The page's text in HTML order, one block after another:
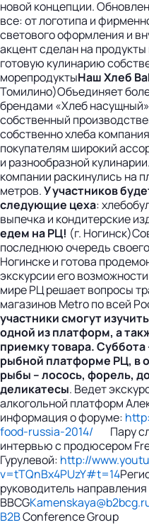
новой концепции.
все: от логотипа и
светового оформления и
акцент сделан на
готовую кулинарию
морепродуктыНаш Хлеб
Томилино)Объединяет
брендами «Хлеб
собственный
собственно хлеба
покупателям широкий
и разнообразной
компании раскинулись на
метров.У участников
следующие цеха:
выпечка и кондитерские
едем наРЦ! (г.
последнюю очередь
Ногинске и готова
экскурсии его
мире РЦ решает вопросы
магазинов Metro по всей
участники смогут
одной из платформ, а
приемку товара.
рыбной платформе РЦ, в
рыбы – лосось, форель,
деликатесы. Ведет
алкогольной платформ
информация о форуме:
food-russia-2014/ Пару
интервью с продюсером
Гурулевой: http://
v=tTQnBx4PUzY#t=14
руководитель
BBCG
B2BConference Group